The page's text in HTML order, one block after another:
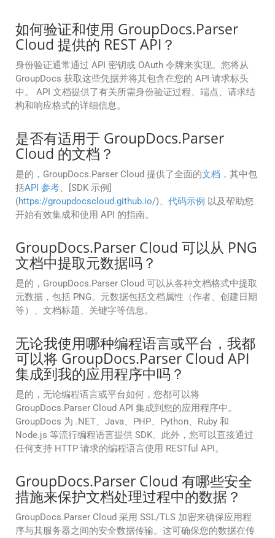
如何验证和使用 GroupDocs.Parser
Cloud 提供的 REST API？
身份验证通常通过 API 密钥或 OAuth 令牌来实现。您将从
GroupDocs 获取这些凭据并将其包含在您的 API 请求标头
中。 API 文档提供了有关所需身份验证过程、端点、请求结
构和响应格式的详细信息。
是否有适用于 GroupDocs.Parser
Cloud 的文档？
是的，GroupDocs.Parser Cloud 提供了全面的文档 ，其中包
括API 参考、[SDK 示例]
(https://groupdocscloud.github.io/)、 代码示例 以及帮助您
开始有效集成和使用 API 的指南。
GroupDocs.Parser Cloud 可以从 PNG
文档中提取元数据吗？
是的，GroupDocs.Parser Cloud 可以从各种文档格式中提取
元数据，包括 PNG。元数据包括文档属性（作者、创建日期
等）、文档标题、关键字等信息。
无论我使用哪种编程语言或平台，我都
可以将 GroupDocs.Parser Cloud API
集成到我的应用程序中吗？
是的，无论编程语言或平台如何，您都可以将
GroupDocs.Parser Cloud API 集成到您的应用程序中。
GroupDocs 为 .NET、Java、PHP、Python、Ruby 和
Node.js 等流行编程语言提供 SDK。此外，您可以直接通过
任何支持 HTTP 请求的编程语言使用 RESTful API。
GroupDocs.Parser Cloud 有哪些安全
措施来保护文档处理过程中的数据？
GroupDocs.Parser Cloud 采用 SSL/TLS 加密来确保应用程
序与其服务器之间的安全数据传输。这可确保您的数据在传